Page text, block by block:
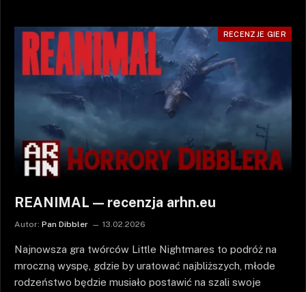
RECENZJE GIER
REANIMAL — recenzja arhn.eu
Autor: Pan Dibbler 13.02.2026
Najnowsza gra twórców Little Nightmares to podróż na
mroczną wyspę, gdzie by uratować najbliższych, młode
rodzeństwo będzie musiało postawić na szali swoje